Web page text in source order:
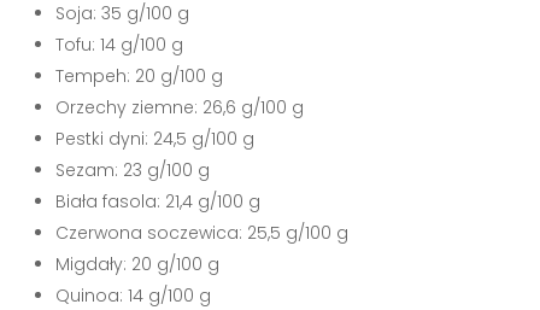
Soja: 35 g/100 g
Tofu: 14 g/100 g
Tempeh: 20 g/100 g
Orzechy ziemne: 26,6 g/100 g
Pestki dyni: 24,5 g/100 g
Sezam: 23 g/100 g
Biała fasola: 21,4 g/100 g
Czerwona soczewica: 25,5 g/100 g
Migdały: 20 g/100 g
Quinoa: 14 g/100 g